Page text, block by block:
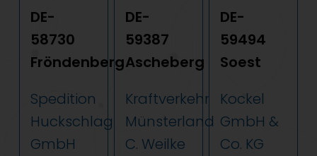
DE-
58730
Fröndenberg
Spedition
Huckschlag
GmbH
DE-
59387
Ascheberg
Kraftverkehr
Münsterland
C. Weilke
DE-
59494
Soest
Kockel
GmbH &
Co. KG